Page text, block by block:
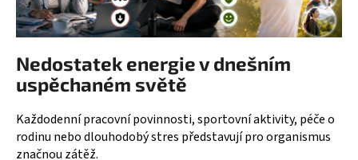
Nedostatek energie v dnešním
uspěchaném světě
Každodenní pracovní povinnosti, sportovní aktivity, péče o
rodinu nebo dlouhodobý stres představují pro organismus
značnou zátěž.
HLEDAT
D
o
p